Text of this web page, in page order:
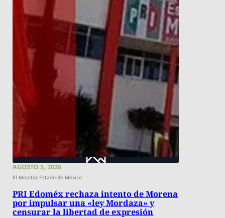
AGOSTO 5, 2026
El Monitor Estado de México
PRI Edoméx rechaza intento de Morena
por impulsar una «ley Mordaza» y
censurar la libertad de expresión